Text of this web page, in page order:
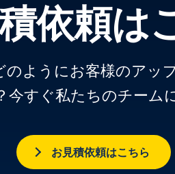
依頼は
のようにお客様のアッ
すぐ私たちのチーム
お見積依頼はこちら